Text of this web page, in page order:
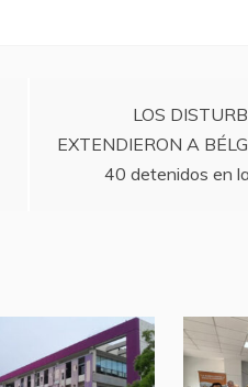
LOS
EXTENDIERON A
40 detenidos en